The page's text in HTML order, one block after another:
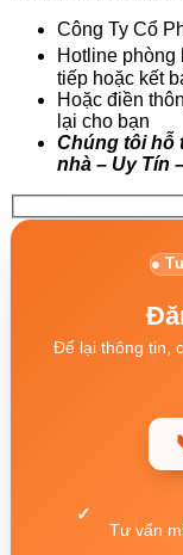
Công Ty Cổ
Hotline phòng
tiếp hoặc kết
Hoặc điền
lại cho bạn
Chúng tôi hỗ
nhà – Uy Tín
●
Để lại thông tin,
Tư vấn